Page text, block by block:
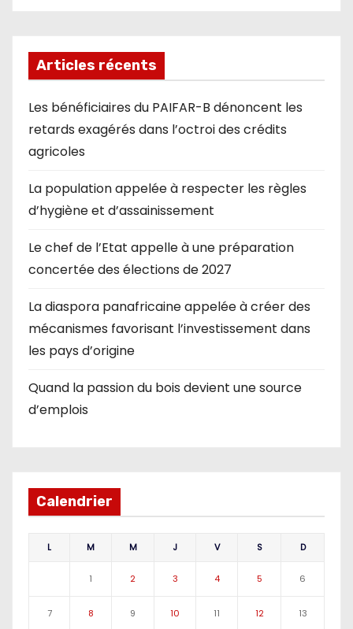
Articles récents
Les bénéficiaires du PAIFAR-B dénoncent les
retards exagérés dans l’octroi des crédits
agricoles
La population appelée à respecter les règles
d’hygiène et d’assainissement
Le chef de l’Etat appelle à une préparation
concertée des élections de 2027
La diaspora panafricaine appelée à créer des
mécanismes favorisant l’investissement dans
les pays d’origine
Quand la passion du bois devient une source
d’emplois
Calendrier
L M M J V S D
1 2 3 4 5 6
7 8 9 10 11 12 13